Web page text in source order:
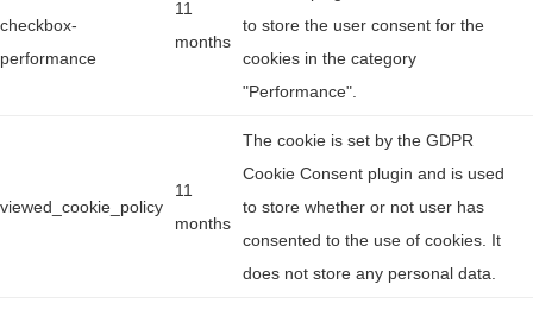
checkbox-
performance
11
months
to store the user consent for the
cookies in the category
"Performance".
viewed_cookie_policy
11
months
The cookie is set by the GDPR
Cookie Consent plugin and is used
to store whether or not user has
consented to the use of cookies. It
does not store any personal data.